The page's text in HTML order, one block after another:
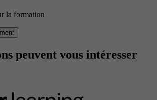
la formation
peuvent vous intéresser